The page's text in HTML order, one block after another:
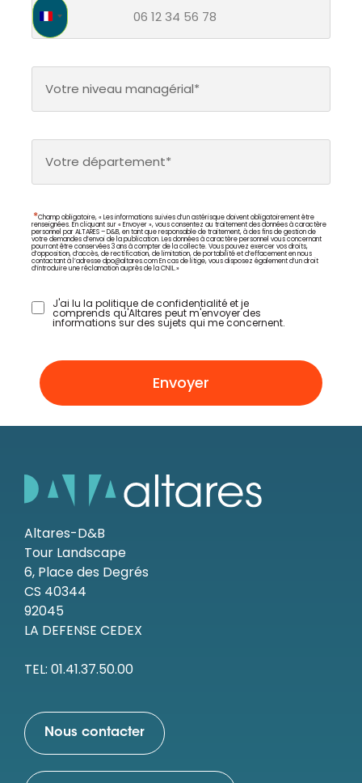
France +33
Votre niveau managérial*
Votre département*
*Champ obligatoire, « Les informations suivies d’un astérisque doivent obligatoirement être
renseignées. En cliquant sur « Envoyer », vous consentez au traitement des données à caractère
personnel par ALTARES – D&B, en tant que responsable de traitement, à des fins de gestion de
votre demandes d’envoi de la publication. Les données à caractère personnel vous concernant
pourront être conservées 3 ans à compter de la collecte. Vous pouvez exercer vos droits,
d’opposition, d’accès, de rectification, de limitation, de portabilité et d’effacement en nous
contactant à l’adressedpo@altares.comEn cas de litige, vous disposez également d’un droit
d’introduire une réclamation auprès de la CNIL.»
J'ai lu la politique de confidentialité et je
comprends qu'Altares peut m'envoyer des
informations sur des sujets qui me concernent.
Envoyer
Altares-D&B
Tour Landscape
6, Place des Degrés
CS 40344
92045
LA DEFENSE CEDEX
TEL: 01.41.37.50.00
Nous contacter